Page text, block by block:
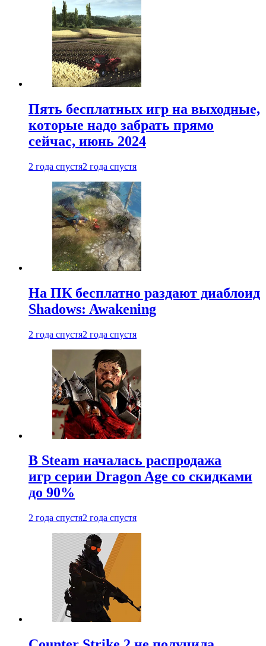
Пять бесплатных игр на выходные,
которые надо забрать прямо
сейчас, июнь 2024
2 года спустя2 года спустя
На ПК бесплатно раздают диаблоид
Shadows: Awakening
2 года спустя2 года спустя
В Steam началась распродажа
игр серии Dragon Age со скидками
до 90%
2 года спустя2 года спустя